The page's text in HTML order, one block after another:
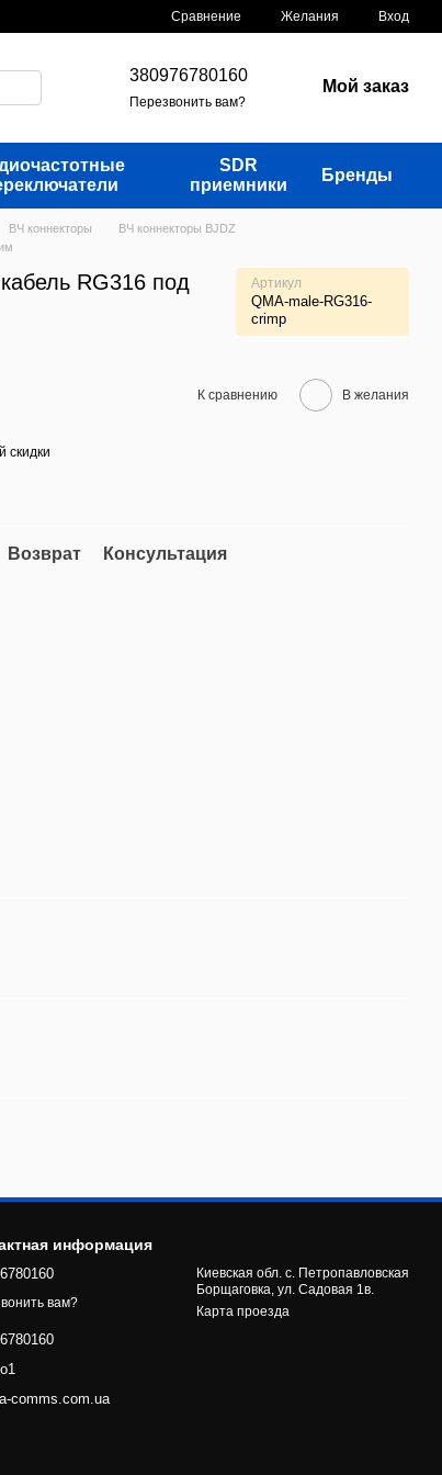
Сравнение Желания Вход
380976780160
Перезвонить вам?
Мой заказ
SDR
приемники
Бренды
ВЧ коннекторы
ВЧ коннекторы BJDZ
RG316 под
Артикул
QMA-male-RG316-
crimp
К сравнению В желания
скидки
Возврат Консультация
информация
вам?
comms.com.ua
Киевская обл. с. Петропавловская
Борщаговка, ул. Садовая 1в.
Карта проезда